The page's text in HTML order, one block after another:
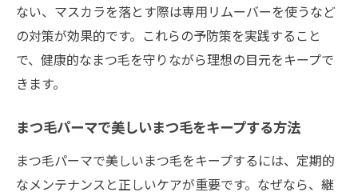
ない、マスカラを落とす際は専用リムーバーを使うなど
の対策が効果的です。これらの予防策を実践すること
で、健康的なまつ毛を守りながら理想の目元をキープで
きます。
まつ毛パーマで美しいまつ毛をキープする方法
まつ毛パーマで美しいまつ毛をキープするには、定期的
なメンテナンスと正しいケアが重要です。なぜなら、継